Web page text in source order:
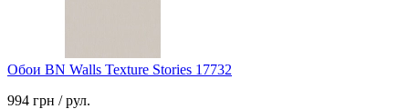
Обои BN Walls Texture Stories 17732
994 грн / рул.